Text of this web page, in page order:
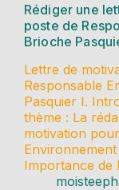
Rédiger une
poste de
Brioche
Lettre de
Responsable
Pasquier I.
thème : La
motivation
Importance de